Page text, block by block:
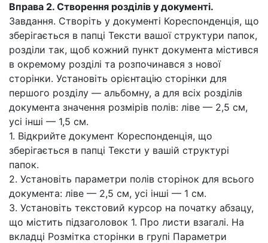
Вправа 2. Створення розділів у документі.
Завдання. Створіть у документі Кореспонденція, що
зберігається в папці Тексти вашої структури папок,
розділи так, щоб кожний пункт документа містився
в окремому розділі та розпочинався з нової
сторінки. Установіть орієнтацію сторінки для
першого розділу — альбомну, а для всіх розділів
документа значення розмірів полів: ліве — 2,5 см,
усі інші — 1,5 см.
1. Відкрийте документ Кореспонденція, що
зберігається в папці Тексти у вашій структурі
папок.
2. Установіть параметри полів сторінок для всього
документа: ліве — 2,5 см, усі інші — 1 см.
3. Установіть текстовий курсор на початку абзацу,
що містить підзаголовок 1. Про листи взагалі. На
вкладці Розмітка сторінки в групі Параметри